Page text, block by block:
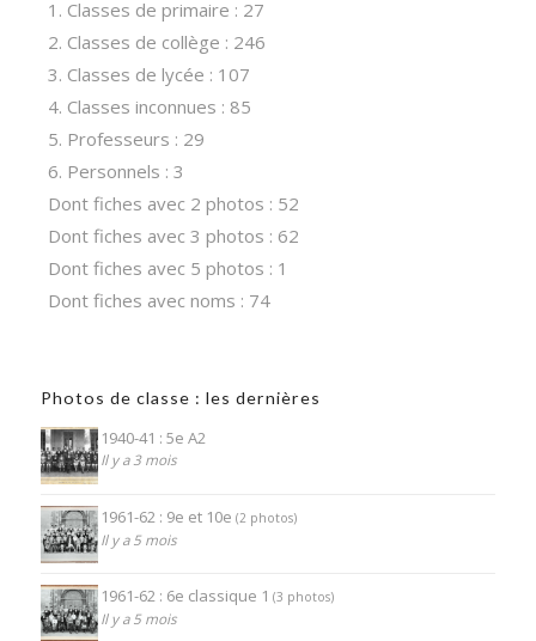
1. Classes de primaire : 27
2. Classes de collège : 246
3. Classes de lycée : 107
4. Classes inconnues : 85
5. Professeurs : 29
6. Personnels : 3
Dont fiches avec 2 photos : 52
Dont fiches avec 3 photos : 62
Dont fiches avec 5 photos : 1
Dont fiches avec noms : 74
Photos de classe : les dernières
1940-41 : 5e A2
Il y a 3 mois
1961-62 : 9e et 10e (2 photos)
Il y a 5 mois
1961-62 : 6e classique 1 (3 photos)
Il y a 5 mois